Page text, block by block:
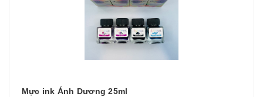
Mực ink Ánh Dương 25ml